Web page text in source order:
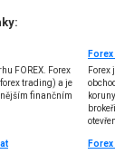
FOREX. Forex
trading) a je
finančním
Forex